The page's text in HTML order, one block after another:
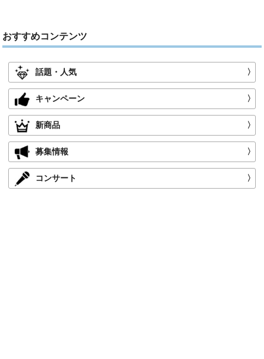
おすすめコンテンツ
話題・人気 〉
キャンペーン 〉
新商品 〉
募集情報 〉
コンサート 〉